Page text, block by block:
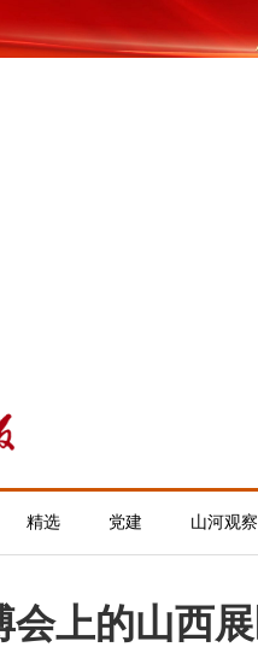
精选 党建 山河观察
会上的山西